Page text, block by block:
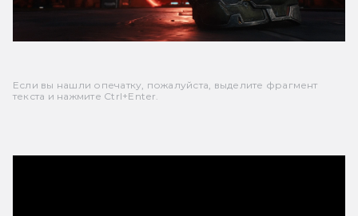
Если вы нашли опечатку, пожалуйста, выделите фрагмент
текста и нажмите Ctrl+Enter.